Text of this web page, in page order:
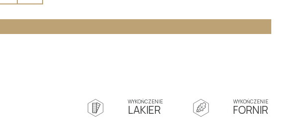
ościeżnica STD 80, zamek magnetyczny, zawiasy ukryte.
WYKOŃCZENIE
LAKIER
WYKOŃCZENIE
FORNIR